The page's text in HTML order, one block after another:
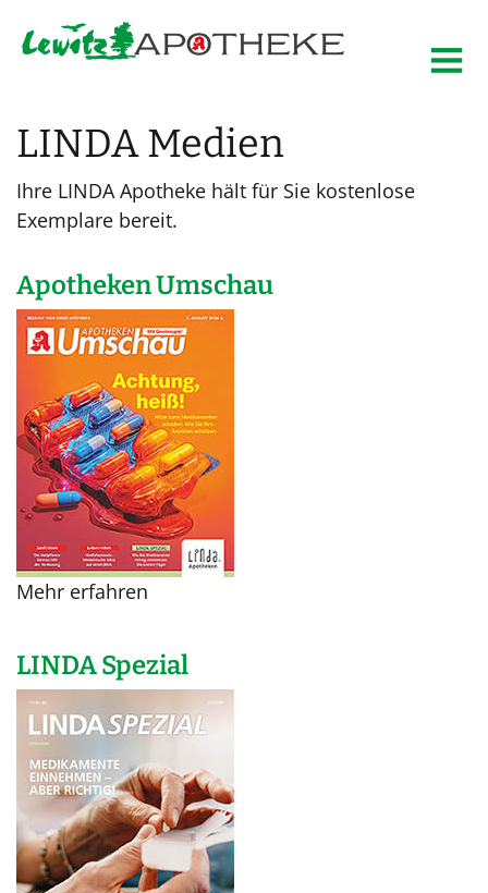
LINDA Medien
Ihre LINDA Apotheke hält für Sie kostenlose
Exemplare bereit.
Apotheken Umschau
Mehr erfahren
LINDA Spezial